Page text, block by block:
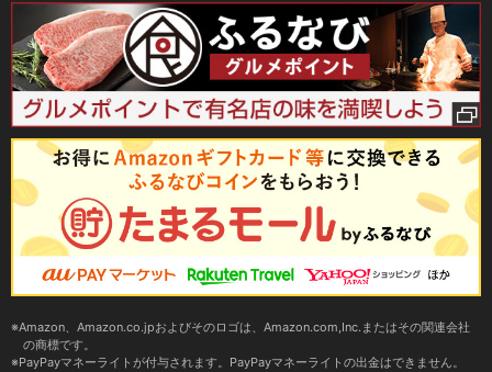
Amazon、Amazon.co.jpおよびそのロゴは、Amazon.com,Inc.またはその関連会社
の商標です。
PayPayマネーライトが付与されます。PayPayマネーライトの出金はできません。